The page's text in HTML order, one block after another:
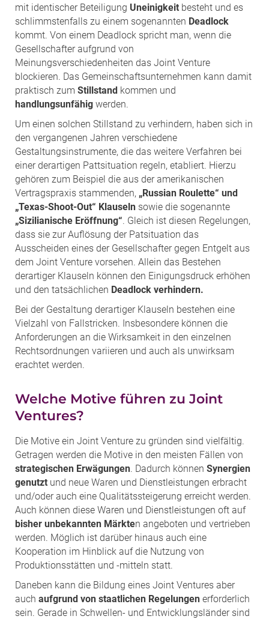
mit identischer Beteiligung Uneinigkeit besteht und es
schlimmstenfalls zu einem sogenannten Deadlock
kommt. Von einem Deadlock spricht man, wenn die
Gesellschafter aufgrund von
Meinungsverschiedenheiten das Joint Venture
blockieren. Das Gemeinschaftsunternehmen kann damit
praktisch zum Stillstand kommen und
handlungsunfähig werden.
Um einen solchen Stillstand zu verhindern, haben sich in
den vergangenen Jahren verschiedene
Gestaltungsinstrumente, die das weitere Verfahren bei
einer derartigen Pattsituation regeln, etabliert. Hierzu
gehören zum Beispiel die aus der amerikanischen
Vertragspraxis stammenden, „Russian Roulette“ und
„Texas-Shoot-Out“ Klauseln sowie die sogenannte
„Sizilianische Eröffnung“. Gleich ist diesen Regelungen,
dass sie zur Auflösung der Patsituation das
Ausscheiden eines der Gesellschafter gegen Entgelt aus
dem Joint Venture vorsehen. Allein das Bestehen
derartiger Klauseln können den Einigungsdruck erhöhen
und den tatsächlichen Deadlock verhindern.
Bei der Gestaltung derartiger Klauseln bestehen eine
Vielzahl von Fallstricken. Insbesondere können die
Anforderungen an die Wirksamkeit in den einzelnen
Rechtsordnungen variieren und auch als unwirksam
erachtet werden.
Welche Motive führen zu Joint
Ventures?
Die Motive ein Joint Venture zu gründen sind vielfältig.
Getragen werden die Motive in den meisten Fällen von
strategischen Erwägungen. Dadurch können Synergien
genutzt und neue Waren und Dienstleistungen erbracht
und/oder auch eine Qualitätssteigerung erreicht werden.
Auch können diese Waren und Dienstleistungen oft auf
bisher unbekannten Märkten angeboten und vertrieben
werden. Möglich ist darüber hinaus auch eine
Kooperation im Hinblick auf die Nutzung von
Produktionsstätten und -mitteln statt.
Daneben kann die Bildung eines Joint Ventures aber
auch aufgrund von staatlichen Regelungen erforderlich
sein. Gerade in Schwellen- und Entwicklungsländer sind